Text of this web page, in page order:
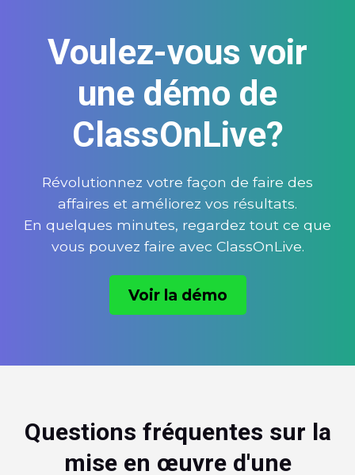
Voulez-vous voir
une démo de
ClassOnLive?
Révolutionnez votre façon de faire des
affaires et améliorez vos résultats.
En quelques minutes, regardez tout ce que
vous pouvez faire avec ClassOnLive.
Voir la démo
Questions fréquentes sur la
mise en œuvre d'une